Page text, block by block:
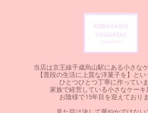
当店は京王線千歳烏山駅にある小さな
【普段の生活に上質な洋菓子を】とい
ひとつひとつ丁寧に作っていま
家族で経営している小さなケーキ
お陰様で15年目を迎えておりま